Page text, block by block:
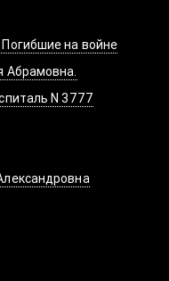
на войне
Абрамовна.
N 3777